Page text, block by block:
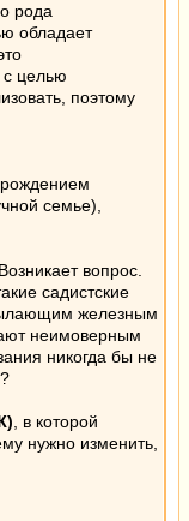
рода
обладает
с целью
поэтому
семье),
вопрос.
садистские
железным
неимоверным
никогда бы не
, в которой
нужно изменить,